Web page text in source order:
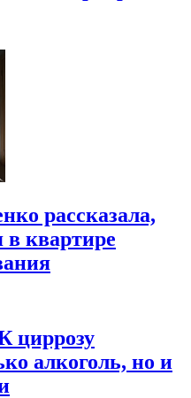
рассказала,
в квартире
циррозу
алкоголь, но и